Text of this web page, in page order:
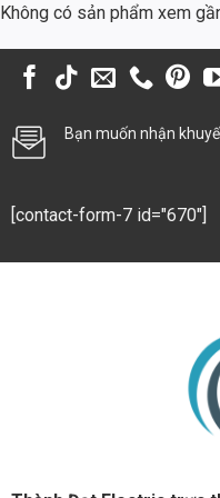
Ứng dụng trong các
bảo vệ động cơ của các máy
toàn cho công nhân và giảm
Việc đầu tư vào rơ le nhiệt
Động cơ bị quá tải hoặc ngắn
so với khi hoạt động bình
chặn các sự cố này, từ đó
Không có sản phẩm xem
Bạn muốn nhận
[contact-form-7 id="670"]